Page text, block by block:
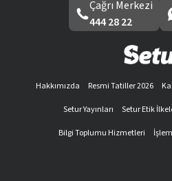
Çağrı Merkezi
444 28 22
Hakkımızda Resmi Tatiller 2026
Setur Yayınları
Setur Etik
Bilgi Toplumu Hizmetleri